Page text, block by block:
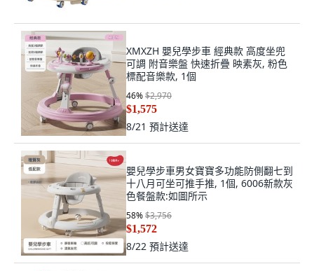
XMXZH 嬰兒學步車 經典款 高度坐兜
可調 附音樂盤 快速折疊 映素灰, 粉色
標配音樂款, 1個
46%$2,970
$1,575
8/21 預計送達
嬰兒學步車男女寶寶多功能防側翻七到
十八月可坐可推手推, 1個, 6006新款灰
色餐盤款:如圖所示
58%$3,756
$1,572
8/22 預計送達